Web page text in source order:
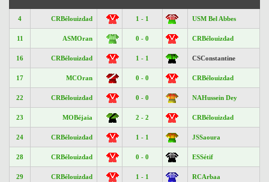
4 CRBélouizdad 1 - 1 USM Bel Abbes
11 ASMOran 0 - 0 CRBélouizdad
16 CRBélouizdad 1 - 1 CSConstantine
17 MCOran 0 - 0 CRBélouizdad
22 CRBélouizdad 0 - 0 NAHussein Dey
23 MOBéjaia 2 - 2 CRBélouizdad
24 CRBélouizdad 1 - 1 JSSaoura
28 CRBélouizdad 0 - 0 ESSétif
29 CRBélouizdad 1 - 1 RCArbaa